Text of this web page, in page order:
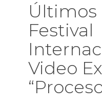
Últimos
Festival
Video